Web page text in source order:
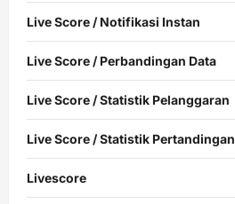
Live Score / Notifikasi Instan
Live Score / Perbandingan Data
Live Score / Statistik Pelanggaran
Live Score / Statistik Pertandingan
Livescore